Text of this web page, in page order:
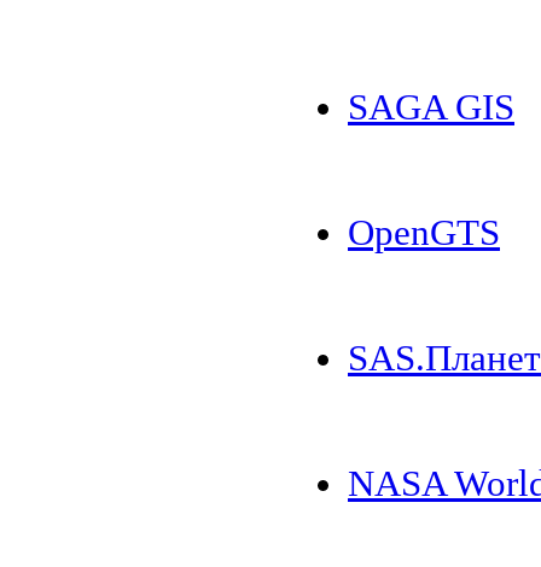
SAGA GIS
OpenGTS
NASA